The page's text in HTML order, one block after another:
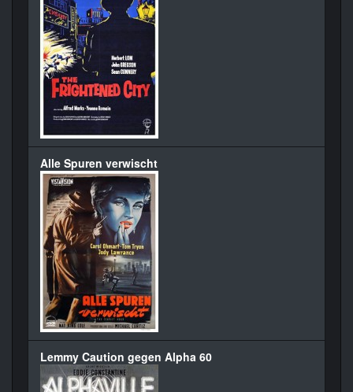
Alle Spuren verwischt
Lemmy Caution gegen Alpha 60